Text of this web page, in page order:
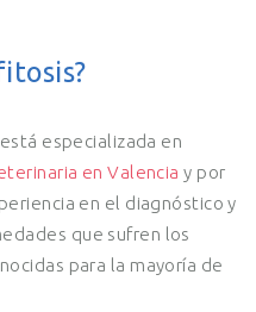
especializada en
en Valencia y por
en el diagnóstico y
que sufren los
para la mayoría de